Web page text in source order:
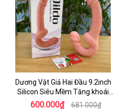
Dương Vật Giả Hai Đầu 9.2inch
Silicon Siêu Mềm Tăng khoái
Cảm Đôi Đỉnh Cao
600.000₫ 681.000₫